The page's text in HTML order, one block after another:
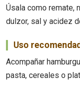
Úsala como remate,
dulzor, sal y acidez
Uso
Acompañar
pasta, cereales o